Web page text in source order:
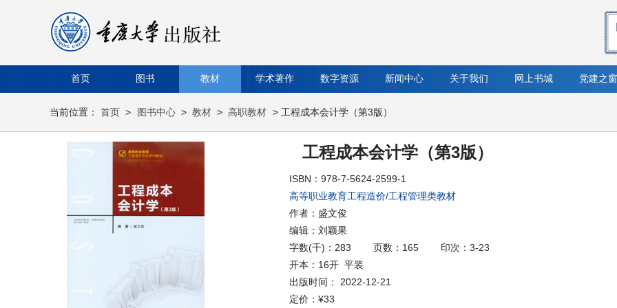
首页 图书 教材 学术著作 数字资源 新闻中心 关于我们 网上书城 党建之窗
当前位置： 首页 > 图书中心 > 教材 > 高职教材 > 工程成本会计学（第3版）
工程成本会计学（第3版）
ISBN：978-7-5624-2599-1
高等职业教育工程造价/工程管理类教材
作者：盛文俊
编辑：刘颖果
字数(千)：283
页数：165
印次：3-23
开本：16开 平装
出版时间： 2022-12-21
定价： ¥33